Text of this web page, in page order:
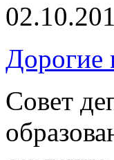
Дорогие
Совет